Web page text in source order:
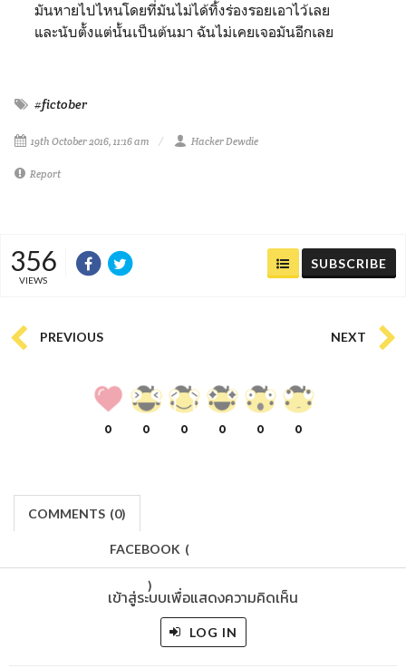
มันหายไปไหนโดยที่มันไม่ได้ทิ้งร่องรอยเอาไว้เลย
และนับตั้งแต่นั้นเป็นต้นมา ฉันไม่เคยเจอมันอีกเลย
#fictober
19th October 2016, 11:16 am Hacker Dewdie
Report
356
VIEWS
SUBSCRIBE
PREVIOUS NEXT
0 0 0 0 0 0
COMMENTS (0)
FACEBOOK (
)
เข้าสู่ระบบเพื่อแสดงความคิดเห็น
LOG IN